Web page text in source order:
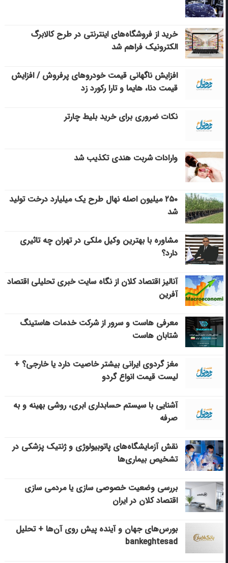
خرید از فروشگاه‌های اینترنتی در طرح کالابرگ
الکترونیک فراهم شد
افزایش ناگهانی قیمت خودروهای پرفروش / افزایش
قیمت دنا، هایما و تارا رکورد زد
نکات ضروری برای خرید بلیط چارتر
وارادات شربت هندی تکذیب شد
۲۵۰ میلیون اصله نهال طرح یک میلیارد درخت تولید
شد
مشاوره با بهترین وکیل ملکی در تهران چه تاثیری
دارد؟
آنالیز اقتصاد کلان از نگاه سایت خبری تحلیلی اقتصاد
آفرین
معرفی هاست و سرور از شرکت خدمات هاستینگ
شتابان هاست
مغز گردوی ایرانی بیشتر خاصیت دارد یا خارجی؟ +
لیست قیمت انواع گردو
آشنایی با سیستم حسابداری ابری، روشی بهینه و به
صرفه
نقش آزمایشگاه‌های پاتوبیولوژی و ژنتیک پزشکی در
تشخیص بیماری‌ها
بررسی وضعیت خصوصی سازی یا مردمی سازی
اقتصاد کلان در ایران
بورس‌های جهان و آینده پیش روی آن‌ها + تحلیل
bankeghtesad